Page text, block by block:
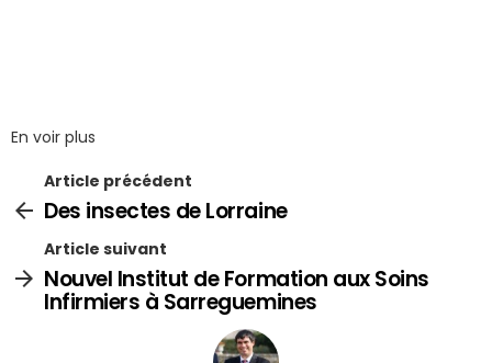
En voir plus
Article précédent
Des insectes de Lorraine
Article suivant
Nouvel Institut de Formation aux Soins
Infirmiers à Sarreguemines